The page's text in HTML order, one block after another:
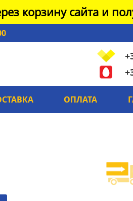
корзину сайта и
ОПЛАТА